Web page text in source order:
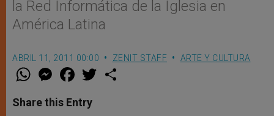
la Red Informática de la Iglesia en
América Latina
ABRIL 11, 2011 00:00 ZENIT STAFF ARTE Y CULTURA
W
t
s
M
e
s
e
F
a
e
b
w
Share this Entry